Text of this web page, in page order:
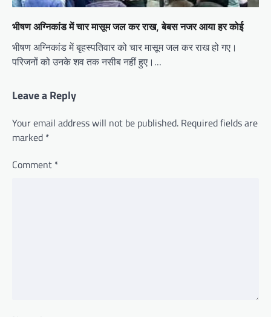
भीषण अग्निकांड में चार मासूम जल कर राख, बेबस नजर आया हर कोई
भीषण अग्निकांड में बृहस्पतिवार को चार मासूम जल कर राख हो गए।
परिजनों को उनके शव तक नसीब नहीं हुए।…
Leave a Reply
Your email address will not be published. Required fields are
marked *
Comment *